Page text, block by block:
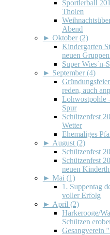
Sportlerball
Tholen
Abend
► Oktober (2)
Kindergarten
neuen
Super Wies´n-
► September (4)
reden, auch
Lohwostpohle
Spur
Schützenfest
Wetter
Ehemaliges
► August (2)
Schützenfest
Schützenfest
neuen
► Mai (1)
1. Suppentag
voller Erfolg
► April (2)
Harkerooge/
Schützen
Gesangverein